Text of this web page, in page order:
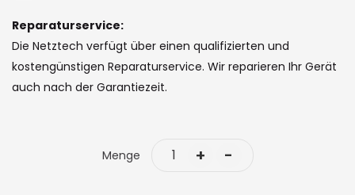
Reparaturservice:
Die Netztech verfügt über einen qualifizierten und
kostengünstigen Reparaturservice. Wir reparieren Ihr Gerät
auch nach der Garantiezeit.
Menge -
+